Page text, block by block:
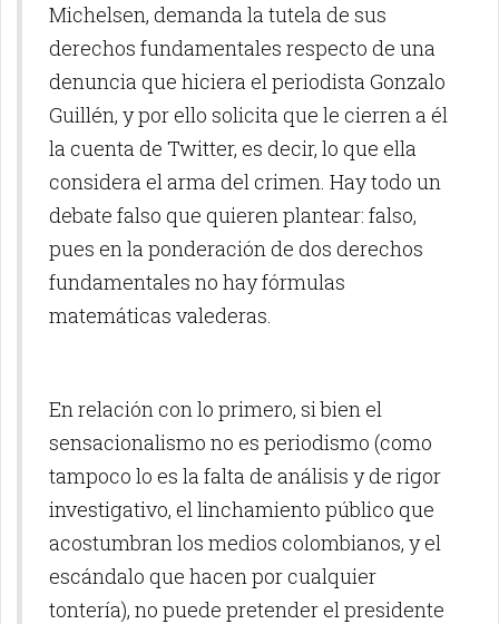
Michelsen, demanda la tutela de sus
derechos fundamentales respecto de una
denuncia que hiciera el periodista Gonzalo
Guillén, y por ello solicita que le cierren a él
la cuenta de Twitter, es decir, lo que ella
considera el arma del crimen. Hay todo un
debate falso que quieren plantear: falso,
pues en la ponderación de dos derechos
fundamentales no hay fórmulas
matemáticas valederas.
En relación con lo primero, si bien el
sensacionalismo no es periodismo (como
tampoco lo es la falta de análisis y de rigor
investigativo, el linchamiento público que
acostumbran los medios colombianos, y el
escándalo que hacen por cualquier
tontería), no puede pretender el presidente